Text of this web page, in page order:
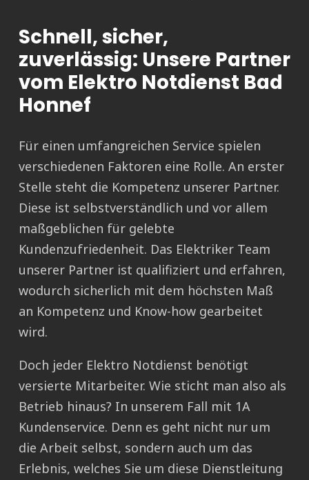
Schnell, sicher,
zuverlässig: Unsere Partner
vom Elektro Notdienst Bad
Honnef
Für einen umfangreichen Service spielen
verschiedenen Faktoren eine Rolle. An erster
Stelle steht die Kompetenz unserer Partner.
Diese ist selbstverständlich und vor allem
maßgeblichen für gelebte
Kundenzufriedenheit. Das Elektriker Team
unserer Partner ist qualifiziert und erfahren,
wodurch sicherlich mit dem höchsten Maß
an Kompetenz und Know-how gearbeitet
wird.
Doch jeder Elektro Notdienst benötigt
versierte Mitarbeiter. Wie sticht man also als
Betrieb hinaus? In unserem Fall mit 1A
Kundenservice. Denn es geht nicht nur um
die Arbeit selbst, sondern auch um das
Erlebnis, welches Sie um diese Dienstleitung